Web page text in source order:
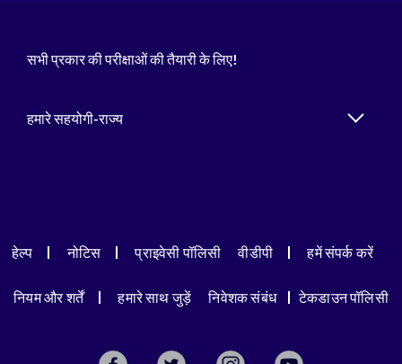
सभी प्रकार की परीक्षाओं की तैयारी के लिए!
हमारे सहयोगी-राज्य
हेल्प नोटिस प्राइवेसी पॉलिसी वीडीपी हमें संपर्क करें
नियम और शर्तें हमारे साथ जुड़ें निवेशक संबंध टेकडाउन पॉलिसी